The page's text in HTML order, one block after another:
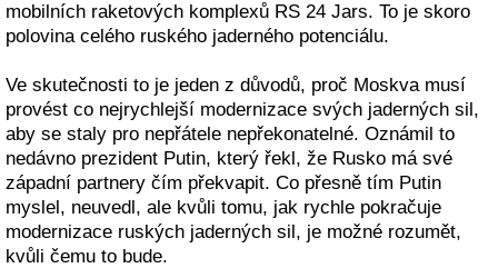
mobilních raketových komplexů RS 24 Jars. To je skoro
polovina celého ruského jaderného potenciálu.
Ve skutečnosti to je jeden z důvodů, proč Moskva musí
provést co nejrychlejší modernizace svých jaderných sil,
aby se staly pro nepřátele nepřekonatelné. Oznámil to
nedávno prezident Putin, který řekl, že Rusko má své
západní partnery čím překvapit. Co přesně tím Putin
myslel, neuvedl, ale kvůli tomu, jak rychle pokračuje
modernizace ruských jaderných sil, je možné rozumět,
kvůli čemu to bude.